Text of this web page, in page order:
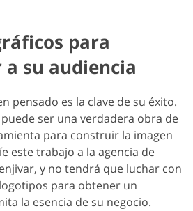
para
su audiencia
pensado es la clave de su éxito.
ser una verdadera obra de
para construir la imagen
este trabajo a la agencia de
y no tendrá que luchar con
para obtener un
la esencia de su negocio.